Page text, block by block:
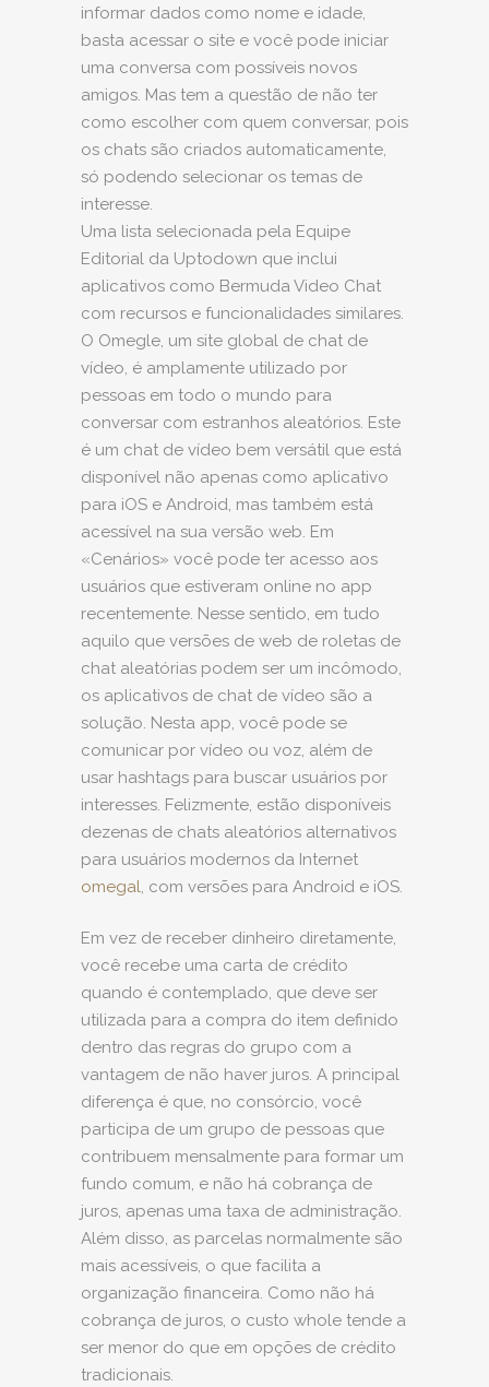
informar dados como nome e idade,
basta acessar o site e você pode iniciar
uma conversa com possíveis novos
amigos. Mas tem a questão de não ter
como escolher com quem conversar, pois
os chats são criados automaticamente,
só podendo selecionar os temas de
interesse.
Uma lista selecionada pela Equipe
Editorial da Uptodown que inclui
aplicativos como Bermuda Video Chat
com recursos e funcionalidades similares.
O Omegle, um site global de chat de
vídeo, é amplamente utilizado por
pessoas em todo o mundo para
conversar com estranhos aleatórios. Este
é um chat de vídeo bem versátil que está
disponível não apenas como aplicativo
para iOS e Android, mas também está
acessível na sua versão web. Em
«Cenários» você pode ter acesso aos
usuários que estiveram online no app
recentemente. Nesse sentido, em tudo
aquilo que versões de web de roletas de
chat aleatórias podem ser um incômodo,
os aplicativos de chat de vídeo são a
solução. Nesta app, você pode se
comunicar por vídeo ou voz, além de
usar hashtags para buscar usuários por
interesses. Felizmente, estão disponíveis
dezenas de chats aleatórios alternativos
para usuários modernos da Internet
omegal, com versões para Android e iOS.
Em vez de receber dinheiro diretamente,
você recebe uma carta de crédito
quando é contemplado, que deve ser
utilizada para a compra do item definido
dentro das regras do grupo com a
vantagem de não haver juros. A principal
diferença é que, no consórcio, você
participa de um grupo de pessoas que
contribuem mensalmente para formar um
fundo comum, e não há cobrança de
juros, apenas uma taxa de administração.
Além disso, as parcelas normalmente são
mais acessíveis, o que facilita a
organização financeira. Como não há
cobrança de juros, o custo whole tende a
ser menor do que em opções de crédito
tradicionais.